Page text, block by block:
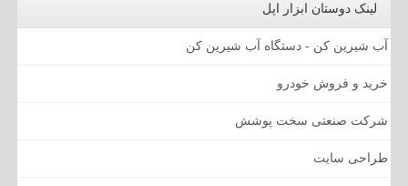
لینک دوستان ابزار اپل
آب شیرین کن - دستگاه آب شیرین کن
خرید و فروش خودرو
شرکت صنعتی سخت پوشش
طراحی سایت